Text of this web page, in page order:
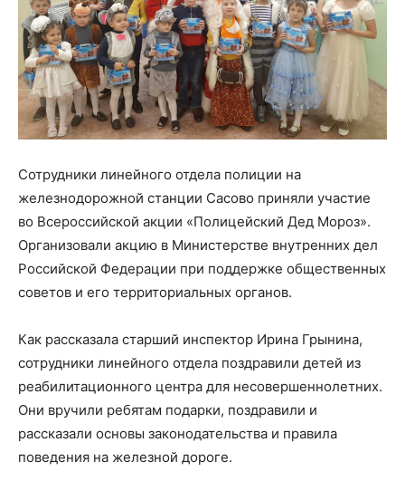
Сотрудники линейного отдела полиции на
железнодорожной станции Сасово приняли участие
во Всероссийской акции «Полицейский Дед Мороз».
Организовали акцию в Министерстве внутренних дел
Российской Федерации при поддержке общественных
советов и его территориальных органов.
Как рассказала старший инспектор Ирина Грынина,
сотрудники линейного отдела поздравили детей из
реабилитационного центра для несовершеннолетних.
Они вручили ребятам подарки, поздравили и
рассказали основы законодательства и правила
поведения на железной дороге.